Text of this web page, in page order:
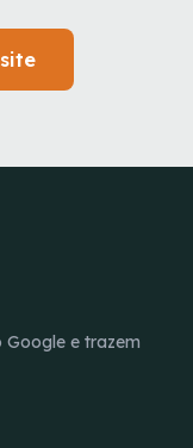
Google e trazem